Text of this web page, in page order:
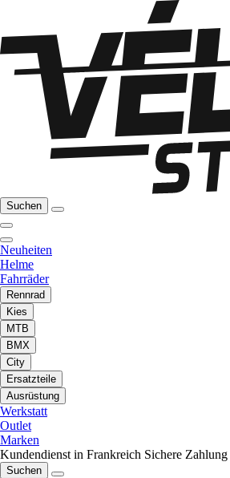
Suchen
Neuheiten
Helme
Fahrräder
Rennrad
Kies
MTB
BMX
City
Ersatzteile
Ausrüstung
Werkstatt
Outlet
Marken
Kundendienst in Frankreich Sichere Zahlung
Suchen